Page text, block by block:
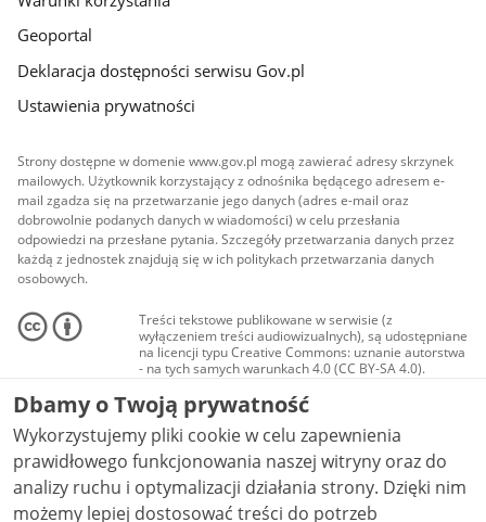
Geoportal
Deklaracja dostępności serwisu Gov.pl
Ustawienia prywatności
Strony dostępne w domenie www.gov.pl mogą zawierać adresy skrzynek
mailowych. Użytkownik korzystający z odnośnika będącego adresem e-
mail zgadza się na przetwarzanie jego danych (adres e-mail oraz
dobrowolnie podanych danych w wiadomości) w celu przesłania
odpowiedzi na przesłane pytania. Szczegóły przetwarzania danych przez
każdą z jednostek znajdują się w ich politykach przetwarzania danych
osobowych.
Treści tekstowe publikowane w serwisie (z
wyłączeniem treści audiowizualnych), są udostępniane
na licencji typu Creative Commons: uznanie autorstwa
- na tych samych warunkach 4.0 (CC BY-SA 4.0).
Materiały audiowizualne, w tym zdjęcia, materiały
audio i wideo, są udostępniane na licencji typu
Creative Commons: uznanie autorstwa użycie
niekomercyjne - bez utworów zależnych 4.0 (CC BY-
NC-ND 4.0), o ile nie jest to stwierdzone inaczej.
Dbamy o Twoją prywatność
Wykorzystujemy pliki cookie w celu zapewnienia
prawidłowego funkcjonowania naszej witryny oraz do
analizy ruchu i optymalizacji działania strony. Dzięki nim
możemy lepiej dostosować treści do potrzeb